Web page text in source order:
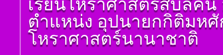
เรียนรู้โดยไม่ต้องถาม)
โดย สอ้าน นาคเพชร
พูล(สีดิน) บทที่ ๑ บทนำ
โ ห ร า ส า ด (ฉบับ
เรียนรู้โดยไม่ต้องถาม)
ตำแหน่ง อุปนายกกิติมห
โหราศาสตร์นานาชาติ